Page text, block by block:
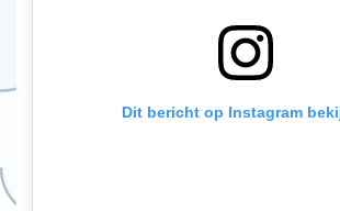
Dit bericht op Instagram